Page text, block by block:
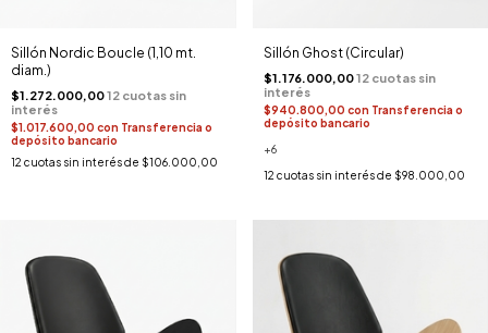
Sillón Nordic Boucle (1,10 mt.
diam.)
$1.272.000,00
$1.017.600,00 con Transferencia o
depósito bancario
12 cuotas sin interés de $106.000,00
Sillón Ghost (Circular)
$1.176.000,00
$940.800,00 con Transferencia o
depósito bancario
+6
12 cuotas sin interés de $98.000,00